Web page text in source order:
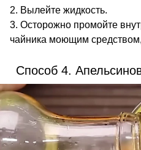
Вылейте жидкость.
Осторожно промойте
чайника моющим средством,
Способ 4.